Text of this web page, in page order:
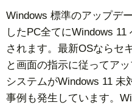
Windows 標準のアップデ
したPC全てにWindows
されます。最新OSならセ
と画面の指示に従ってア
システムがWindows 11 未
事例も発生しています。